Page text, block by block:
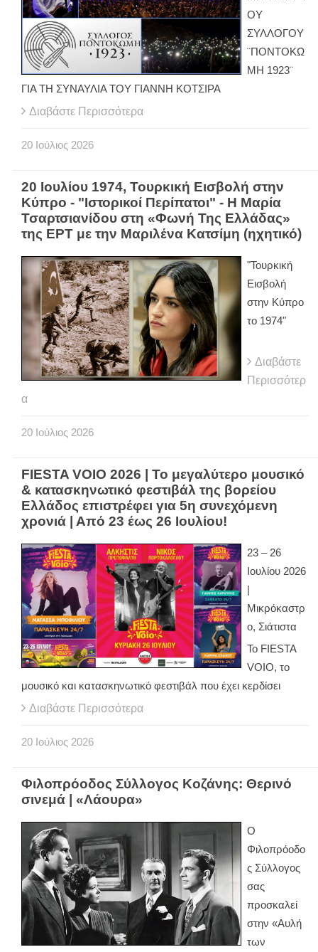
ΟΥ
ΣΥΛΛΟΓΟΥ
¨ΠΟΝΤΟΚΩ
ΜΗ 1923¨
ΓΙΑ ΤΗ ΣΥΝΑΥΛΙΑ ΤΟΥ ΓΙΑΝΝΗ ΚΟΤΣΙΡΑ
Διαβάστε Περισσότερα
20 Ιούλιος 2026
20 Ιουλίου 1974, Τουρκική Εισβολή στην
Κύπρο - "Ιστορικοί Περίπατοι" - Η Μαρία
Τσαρτσιανίδου στη «Φωνή Της Ελλάδας»
της ΕΡΤ με την Μαριλένα Κατσίμη (ηχητικό)
"Τουρκική
Εισβολή
στην Κύπρο
το 1974"
Διαβάστε
Περισσότερ
α
20 Ιούλιος 2026
FIESTA VOIO 2026 | Το μεγαλύτερο μουσικό
& κατασκηνωτικό φεστιβάλ της βορείου
Ελλάδος επιστρέφει για 5η συνεχόμενη
χρονιά | Από 23 έως 26 Ιουλίου!
23 – 26
Ιουλίου 2026
Μικρόκαστρ
ο, Σιάτιστα
Το FIESTA
VOIO, το
μουσικό και κατασκηνωτικό φεστιβάλ που έχει κερδίσει
Διαβάστε Περισσότερα
20 Ιούλιος 2026
Φιλοπρόοδος Σύλλογος Κοζάνης: Θερινό
σινεμά | «Λάουρα»
Ο
Φιλοπρόοδο
ς Σύλλογος
σας
προσκαλεί
στην «Αυλή
των